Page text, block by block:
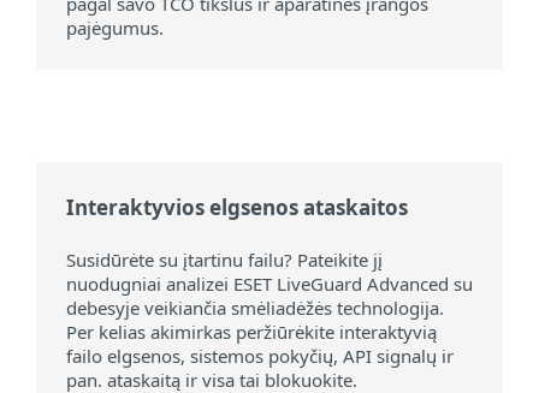
pajėgumus.
Interaktyvios elgsenos ataskaitos
Susidūrėte su įtartinu failu? Pateikite jį
nuodugniai analizei ESET LiveGuard Advanced su
debesyje veikiančia smėliadėžės technologija.
Per kelias akimirkas peržiūrėkite interaktyvią
failo elgsenos, sistemos pokyčių, API signalų ir
pan. ataskaitą ir visa tai blokuokite.